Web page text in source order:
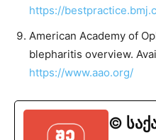
https://
American Academy of
blepharitis overview.
https://www.aao.org/
©